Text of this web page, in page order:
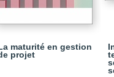
maturité en gestion
projet